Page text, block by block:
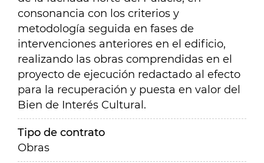
consonancia con los criterios y
metodología seguida en fases de
intervenciones anteriores en el edificio,
realizando las obras comprendidas en el
proyecto de ejecución redactado al efecto
para la recuperación y puesta en valor del
Bien de Interés Cultural.
Tipo de contrato
Obras